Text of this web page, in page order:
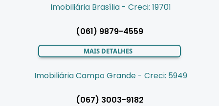
Imobiliária Brasília - Creci: 19701
(061) 9879-4559
MAIS DETALHES
Imobiliária Campo Grande - Creci: 5949
(067) 3003-9182